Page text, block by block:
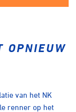
OPNIEUW
van het NK
renner op het